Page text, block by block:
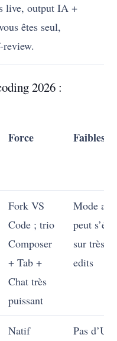
live, output IA +
êtes seul,
2026 :
Force Faiblesse
Fork VS
Code ; trio
Composer
+ Tab +
Chat très
puissant
Mode
peut
sur très
edits
Natif
Pas d’UI